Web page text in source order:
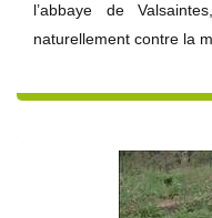
l’abbaye de
naturellement contre la